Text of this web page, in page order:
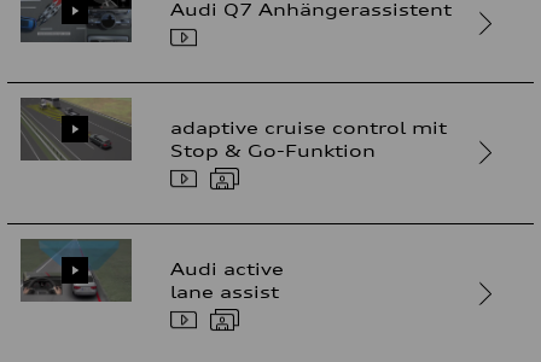
Audi Q7 Anhängerassistent
adaptive cruise control mit
Stop & Go-Funktion
Audi active
lane assist